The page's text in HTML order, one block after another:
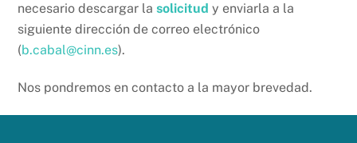
necesario descargar lasolicitud y enviarla a la
siguiente dirección de correo electrónico
(b.cabal@cinn.es).
Nos pondremos en contacto a la mayor brevedad.